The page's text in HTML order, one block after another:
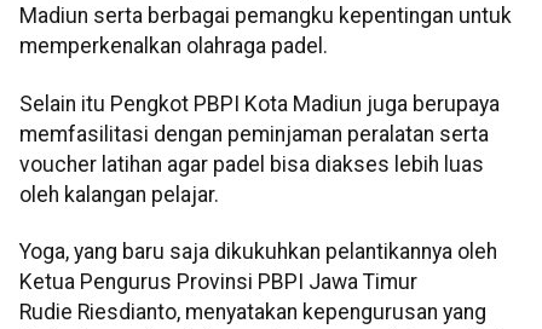
Madiun serta berbagai pemangku kepentingan untuk
memperkenalkan olahraga padel.
Selain itu Pengkot PBPI Kota Madiun juga berupaya
memfasilitasi dengan peminjaman peralatan serta
voucher latihan agar padel bisa diakses lebih luas
oleh kalangan pelajar.
Yoga, yang baru saja dikukuhkan pelantikannya oleh
Ketua Pengurus Provinsi PBPI Jawa Timur
Rudie Riesdianto, menyatakan kepengurusan yang